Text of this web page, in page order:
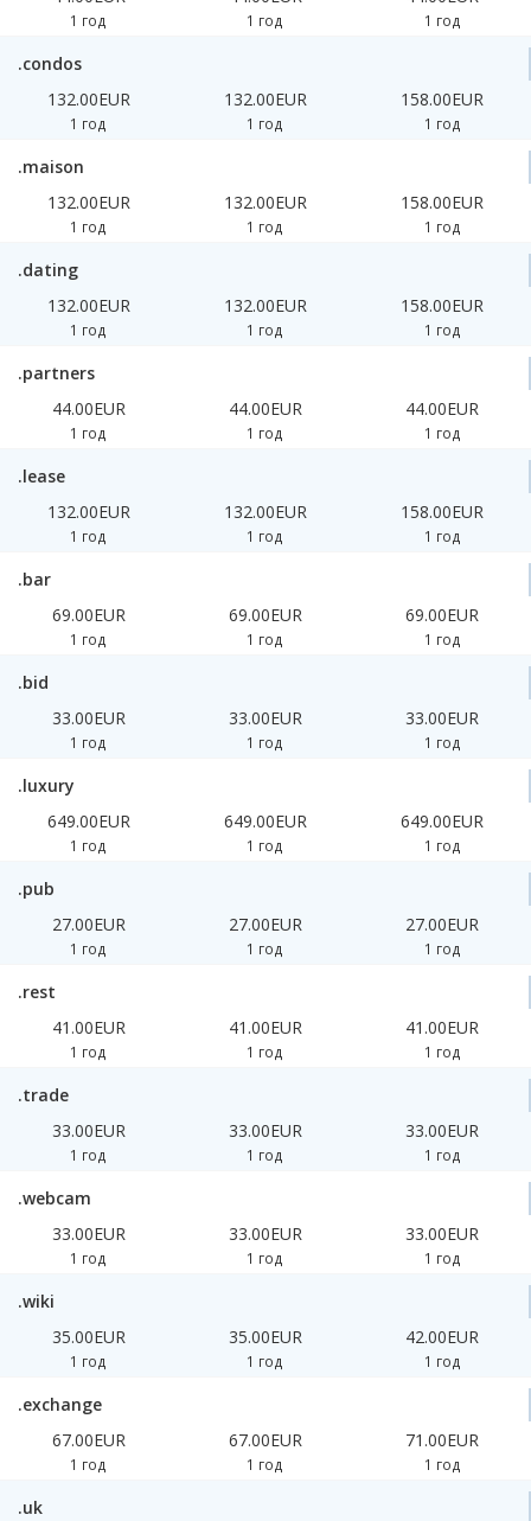
1 год 1 год 1 год
.condos
132.00EUR
1 год
132.00EUR
1 год
158.00EUR
1 год
.maison
132.00EUR
1 год
132.00EUR
1 год
158.00EUR
1 год
.dating
132.00EUR
1 год
132.00EUR
1 год
158.00EUR
1 год
.partners
44.00EUR
1 год
44.00EUR
1 год
44.00EUR
1 год
.lease
132.00EUR
1 год
132.00EUR
1 год
158.00EUR
1 год
.bar
69.00EUR
1 год
69.00EUR
1 год
69.00EUR
1 год
.bid
33.00EUR
1 год
33.00EUR
1 год
33.00EUR
1 год
.luxury
649.00EUR
1 год
649.00EUR
1 год
649.00EUR
1 год
.pub
27.00EUR
1 год
27.00EUR
1 год
27.00EUR
1 год
.rest
41.00EUR
1 год
41.00EUR
1 год
41.00EUR
1 год
.trade
33.00EUR
1 год
33.00EUR
1 год
33.00EUR
1 год
.webcam
33.00EUR
1 год
33.00EUR
1 год
33.00EUR
1 год
.wiki
35.00EUR
1 год
35.00EUR
1 год
42.00EUR
1 год
.exchange
67.00EUR
1 год
67.00EUR
1 год
71.00EUR
1 год
.uk